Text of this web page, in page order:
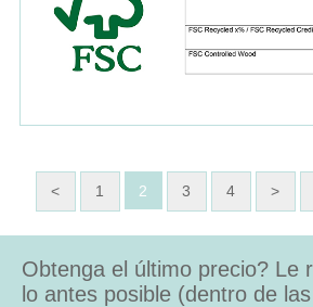
< 1 2 3 4 >
Obtenga el último precio? Le
lo antes posible (dentro de